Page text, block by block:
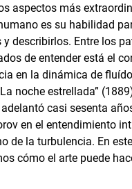
aspectos más
es su habilidad
y describirlos. Entre los
de entender está el
en la dinámica de
noche estrellada”
adelantó casi sesenta
en el entendimiento
de la turbulencia. En
cómo el arte puede